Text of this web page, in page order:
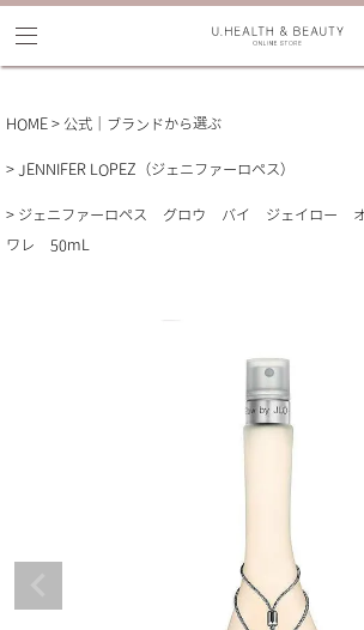
HOME 公式｜ブランドから選ぶ
JENNIFER LOPEZ（ジェニファーロペス）
ジェニファーロペス グロウ バイ ジェイロー オ
ワレ 50mL